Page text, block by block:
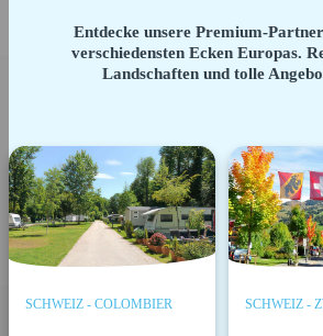
Entdecke unsere Premium-
verschiedensten Ecken Europas.
Landschaften und tolle
SCHWEIZ - COLOMBIER SCHWEIZ -